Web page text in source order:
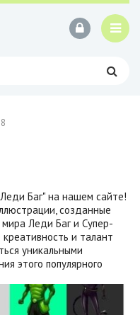
Баг" на нашем сайте!
созданные
Леди Баг и Супер-
и талант
уникальными
этого популярного